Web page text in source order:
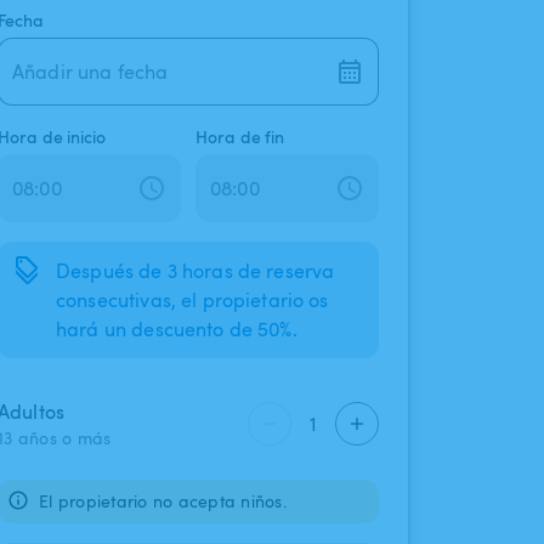
Fecha
Añadir una fecha
Hora de inicio Hora de fin
Después de 3 horas de reserva
consecutivas, el propietario os
hará un descuento de 50%.
13 años o más
1
El propietario no acepta niños.